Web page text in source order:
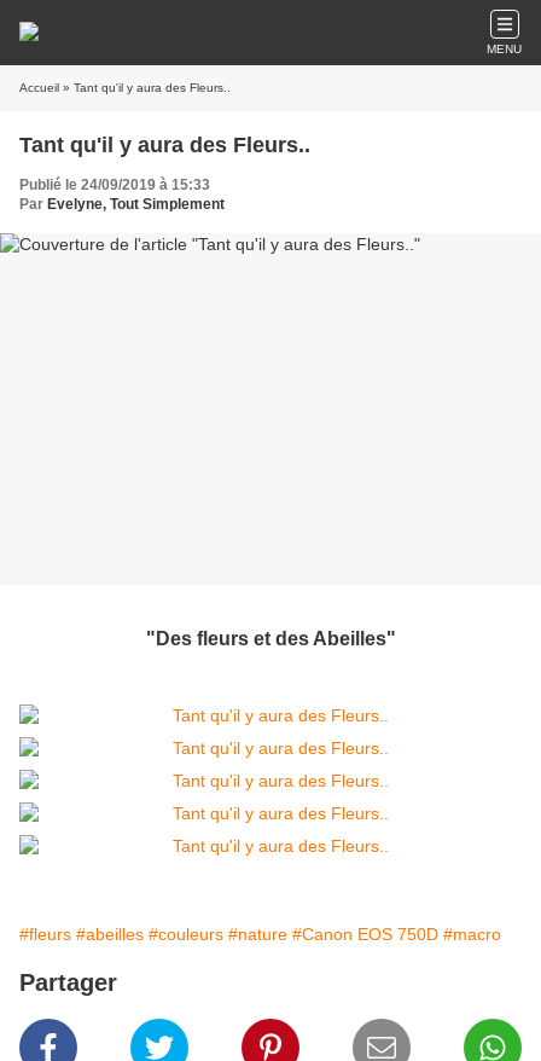
MENU
Accueil » Tant qu'il y aura des Fleurs..
Tant qu'il y aura des Fleurs..
Publié le 24/09/2019 à 15:33
Par Evelyne, Tout Simplement
"Des fleurs et des Abeilles"
#fleurs #abeilles #couleurs #nature #Canon EOS 750D #macro
Partager